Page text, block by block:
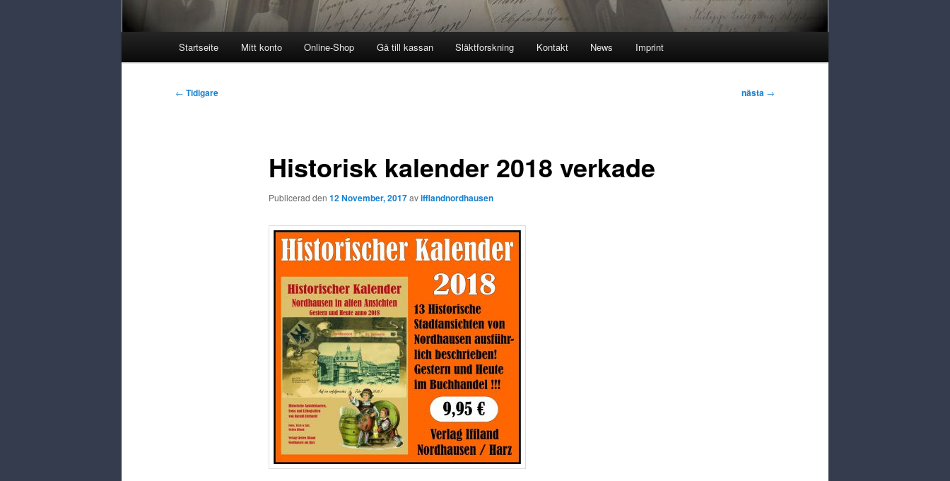
Startseite Mitt konto Online-Shop Gå till kassan Släktforskning Kontakt News Imprint
Postnavigering
← Tidigare nästa →
Historisk kalender 2018 verkade
Publicerad den 12 November, 2017avifflandnordhausen